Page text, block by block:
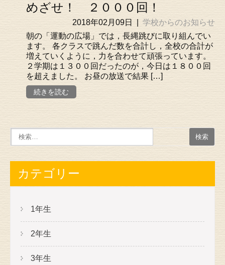
めざせ！ ２０００回！
2018年02月09日
学校からのお知らせ
朝の「運動の広場」では，長縄跳びに取り組んでい
ます。 各クラスで跳んだ数を合計し，全校の合計が
増えていくように，力を合わせて頑張っています。
２学期は１３００回だったのが，今日は１８００回
を超えました。 お昼の放送で結果 […]
続きを読む
カテゴリー
1年生
2年生
3年生